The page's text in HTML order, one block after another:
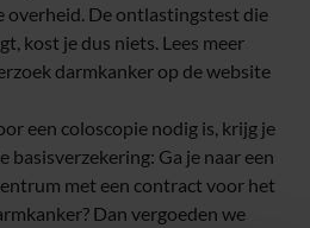
overheid. De ontlastingstest die
kost je dus niets. Lees meer
darmkanker op de website
tabblad)
een coloscopie nodig is, krijg je
basisverzekering: Ga je naar een
met een contract voor het
Dan vergoeden we